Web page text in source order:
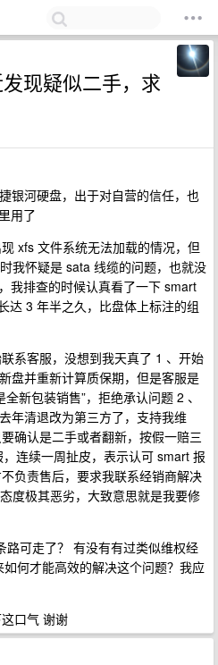
现疑似二手，求
银河硬盘，出于对自营的信任，也
用了
xfs 文件系统无法加载的情况，但
我怀疑是 sata 线缆的问题，也就没
我排查的时候认真看了一下 smart
达 3 年半之久，比盘体上标注的组
系客服，没想到我天真了 1 、开始
盘并重新计算质保期，但是客服是
新包装销售”，拒绝承认问题 2 、
年清退改为第三方了，支持我维
确认是二手或者翻新，按假一赔三
连续一周扯皮，表示认可 smart 报
负责售后，要求我联系经销商解决
度极其恶劣，大致意思就是我要修
可走了？ 有没有有过类似维权经
何才能高效的解决这个问题？我应
口气 谢谢